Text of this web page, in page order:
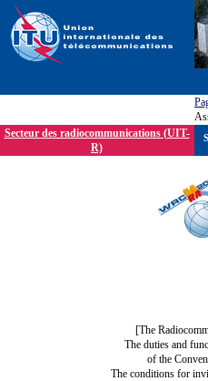
Secteur des radiocommunications (UIT-
R)
[The
The duties and
of the
The conditions for